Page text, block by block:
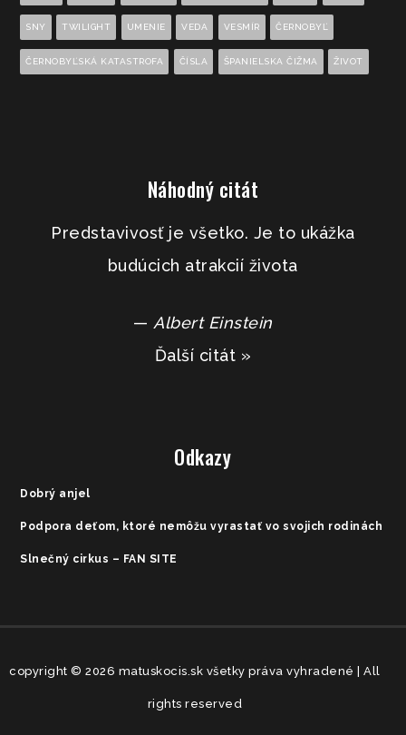
SNY TWILIGHT UMENIE VEDA VESMÍR ČERNOBYĽ
ČERNOBYĽSKÁ KATASTROFA ČÍSLA ŠPANIELSKA ČIŽMA ŽIVOT
Náhodný citát
Predstavivosť je všetko. Je to ukážka
budúcich atrakcií života
— Albert Einstein
Ďalší citát »
Odkazy
Dobrý anjel
Podpora deťom, ktoré nemôžu vyrastať vo svojich rodinách
Slnečný cirkus – FAN SITE
copyright © 2026 matuskocis.sk všetky práva vyhradené | All
rights reserved